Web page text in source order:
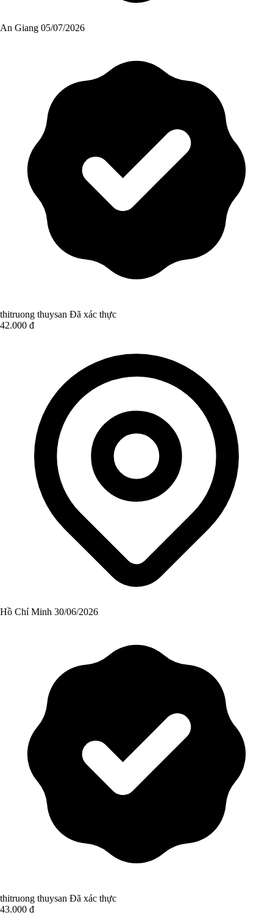
An Giang 05/07/2026
thitruong thuysan Đã xác thực
42.000 đ
Hồ Chí Minh 30/06/2026
thitruong thuysan Đã xác thực
43.000 đ